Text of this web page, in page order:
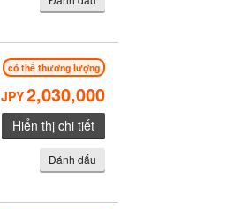
có thể thương lượng
JPY2,030,000
Hiển thị chi tiết
Đánh dấu